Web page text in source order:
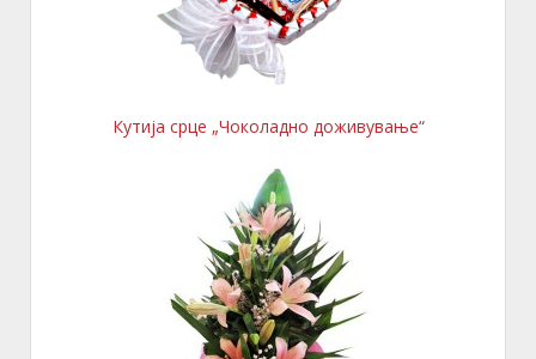
Кутија срце „Чоколадно доживување“